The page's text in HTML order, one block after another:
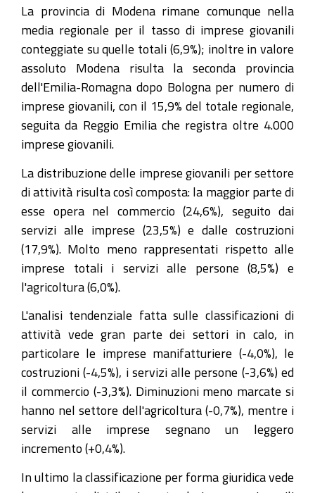
La provincia di Modena rimane comunque nella
media regionale per il tasso di imprese giovanili
conteggiate su quelle totali (6,9%); inoltre in valore
assoluto Modena risulta la seconda provincia
dell'Emilia-Romagna dopo Bologna per numero di
imprese giovanili, con il 15,9% del totale regionale,
seguita da Reggio Emilia che registra oltre 4.000
imprese giovanili.
La distribuzione delle imprese giovanili per settore
di attività risulta così composta: la maggior parte di
esse opera nel commercio (24,6%), seguito dai
servizi alle imprese (23,5%) e dalle costruzioni
(17,9%). Molto meno rappresentati rispetto alle
imprese totali i servizi alle persone (8,5%) e
l'agricoltura (6,0%).
L'analisi tendenziale fatta sulle classificazioni di
attività vede gran parte dei settori in calo, in
particolare le imprese manifatturiere (-4,0%), le
costruzioni (-4,5%), i servizi alle persone (-3,6%) ed
il commercio (-3,3%). Diminuzioni meno marcate si
hanno nel settore dell'agricoltura (-0,7%), mentre i
servizi alle imprese segnano un leggero
incremento (+0,4%).
In ultimo la classificazione per forma giuridica vede